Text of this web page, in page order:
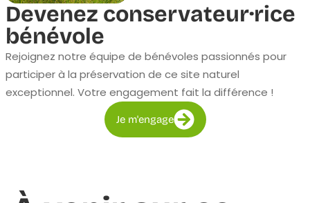
Devenez conservateur·rice
bénévole
Rejoignez notre équipe de bénévoles passionnés pour
participer à la préservation de ce site naturel
exceptionnel. Votre engagement fait la différence !
Je m'engage